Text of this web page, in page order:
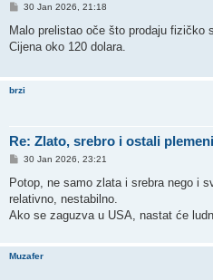
P
s
30 Jan 2026, 21:18
Malo prelistao oče što prodaju fizičko
Cijena oko 120 dolara.
brzi
Re: Zlato, srebro i ostali
P
s
30 Jan 2026, 23:21
Potop, ne samo zlata i srebra nego i
relativno, nestabilno.
Ako se zaguzva u USA, nastat će
Muzafer